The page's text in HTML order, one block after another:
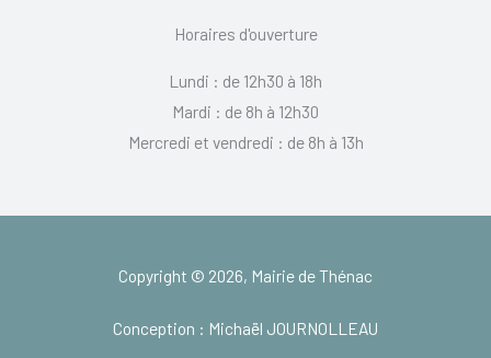
Horaires d'ouverture
Lundi : de 12h30 à 18h
Mardi : de 8h à 12h30
Mercredi et vendredi : de 8h à 13h
Copyright © 2026, Mairie de Thénac
Conception : Michaël JOURNOLLEAU